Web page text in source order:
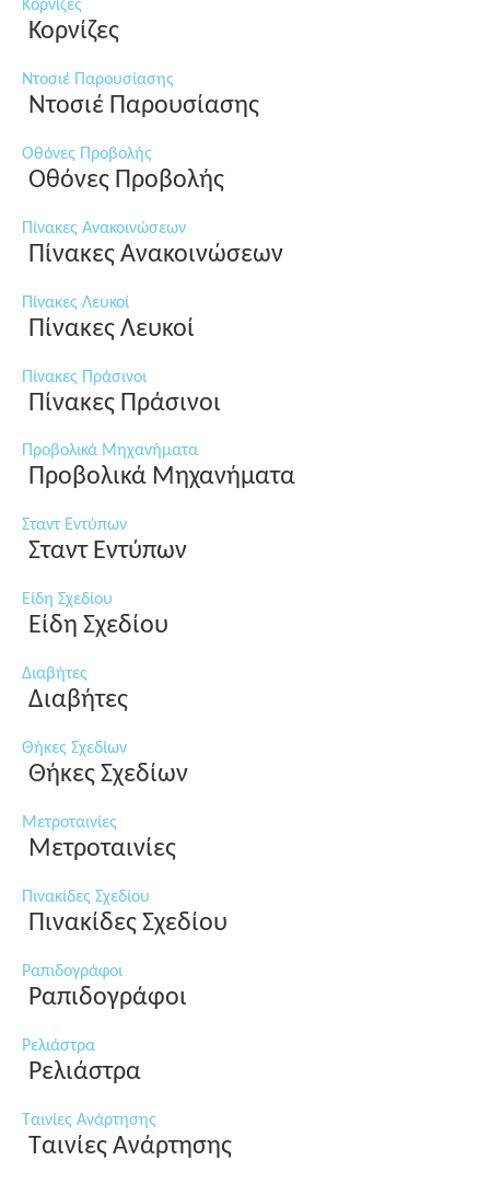
Κορνίζες
Κορνίζες
Ντοσιέ Παρουσίασης
Ντοσιέ Παρουσίασης
Οθόνες Προβολής
Οθόνες Προβολής
Πίνακες Ανακοινώσεων
Πίνακες Ανακοινώσεων
Πίνακες Λευκοί
Πίνακες Λευκοί
Πίνακες Πράσινοι
Πίνακες Πράσινοι
Προβολικά Μηχανήματα
Προβολικά Μηχανήματα
Σταντ Εντύπων
Σταντ Εντύπων
Είδη Σχεδίου
Είδη Σχεδίου
Διαβήτες
Διαβήτες
Θήκες Σχεδίων
Θήκες Σχεδίων
Μετροταινίες
Μετροταινίες
Πινακίδες Σχεδίου
Πινακίδες Σχεδίου
Ραπιδογράφοι
Ραπιδογράφοι
Ρελιάστρα
Ρελιάστρα
Ταινίες Ανάρτησης
Ταινίες Ανάρτησης